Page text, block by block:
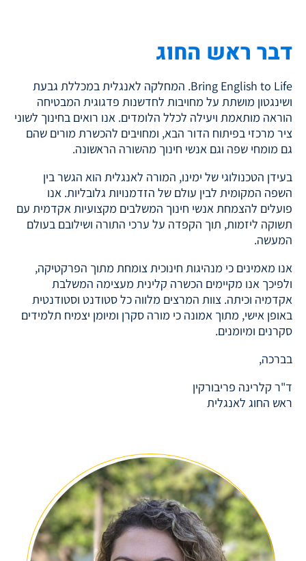
דבר ראש החוג
Bring English to Life. המחלקה לאנגלית במכללת גבעת
ושינגטון מושתת על מחויבות לחדשנות פדגוגית המבטיחה
הוראה מותאמת ויעילה לכלל הלומדים. אנו רואים בחינוך לשוני
ציר מרכזי בפיתוח הדור הבא, ומחויבים להכשרת מורים שהם
גם מומחי שפה וגם אנשי חינוך מהשורה הראשונה.
בעידן הטכנולוגי של ימינו, המורה לאנגלית הוא הגשר בין
השפה המקומית לבין עולם של הזדמנויות גלובליות. אנו
פועלים להצמחת אנשי חינוך המשלבים מקצועיות אקדמית עם
תשוקה ליזמות, תוך הקפדה על ערכי התורה ושילובם בעולם
המעשה.
אנו מאמינים כי מנהיגות חינוכית צומחת מתוך הפרקטיקה,
ולפיכך אנו מקיימים הכשרה קלינית מעצימה המשלבת
אקדמיה וכיתה. צוות המרצים מלווה כל סטודנט וסטודנטית
באופן אישי, מתוך אמונה כי מורה סקרן ומיומן יצמיח תלמידים
סקרנים ומיומנים.
בברכה,
ד"ר קלרינה פריבורקין
ראש החוג לאנגלית